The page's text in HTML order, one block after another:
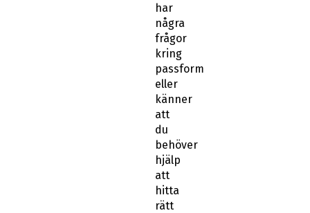
har
några
frågor
kring
passform
eller
känner
att
du
behöver
hjälp
att
hitta
rätt